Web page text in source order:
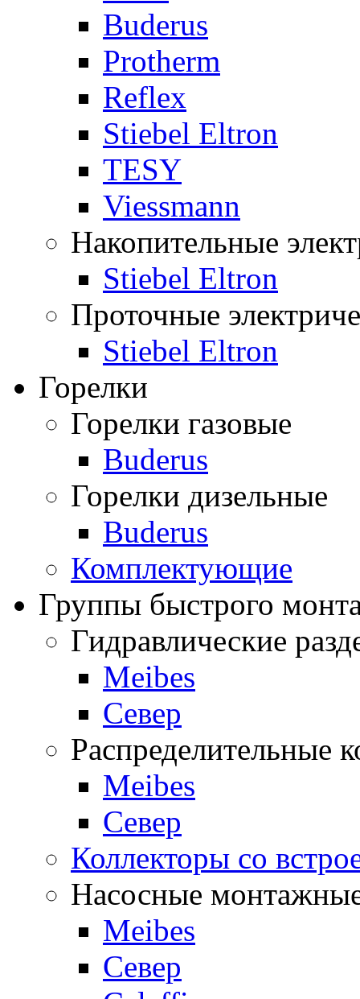
Buderus
Protherm
Reflex
Stiebel Eltron
TESY
Viessmann
Накопительные
Stiebel Eltron
Проточные
Stiebel Eltron
Горелки
Горелки газовые
Buderus
Горелки дизельные
Buderus
Комплектующие
Группы быстрого
Гидравлические
Meibes
Север
Распределительные
Meibes
Север
Коллекторы со
Насосные
Meibes
Север